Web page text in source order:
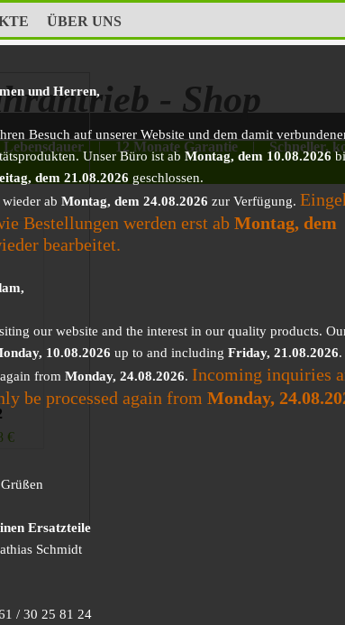
ÜBER UNS
- Shop
und Herren,
Besuch auf unserer Website und dem damit
Unser Büro ist ab Montag, dem 10.08.2026
dem 21.08.2026 geschlossen.
ab Montag, dem 24.08.2026 zur Verfügung.
Bestellungen werden erst ab Montag, dem
bearbeitet.
our website and the interest in our quality products.
10.08.2026 up to and including Friday, 21.08.2026.
from Monday, 24.08.2026. Incoming inquiries
be processed again from Monday,
Ersatzteile
Schmidt
/ 30 25 81 24
Lebensdauer | 12 Monate Garantie | Schneller,
€